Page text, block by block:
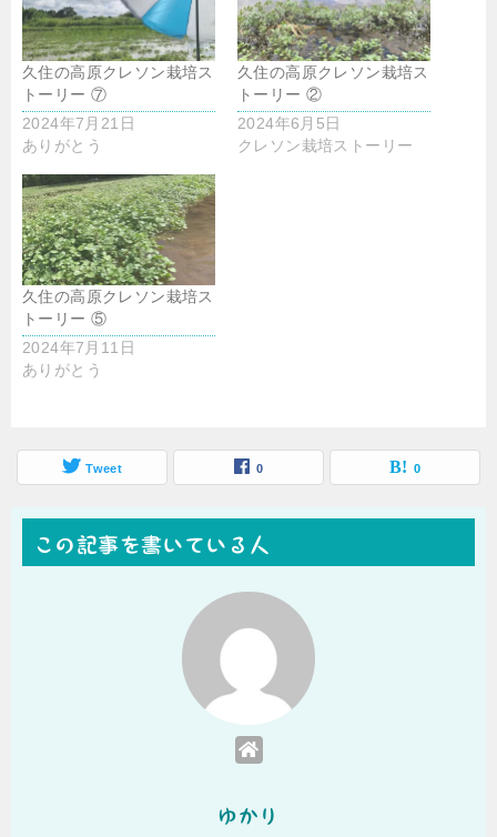
久住の高原クレソン栽培ス
トーリー ⑦
2024年7月21日
ありがとう
久住の高原クレソン栽培ス
トーリー ②
2024年6月5日
クレソン栽培ストーリー
久住の高原クレソン栽培ス
トーリー ⑤
2024年7月11日
ありがとう
Tweet 0 0
この記事を書いている人
ゆかり